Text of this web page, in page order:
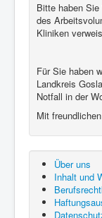
Bitte haben
des
Kliniken
Für Sie haben
Landkreis
Notfall in der
Mit
Über uns
Inhalt und